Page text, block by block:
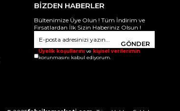
BİZDEN HABERLER
Bültenimize Üye Olun ! Tüm İndirim ve
Fırsatlardan İlk Sizin Haberiniz Olsun !
GÖNDER
Üyelik koşullarınıve kişisel verilerimin
korunmasını kabul ediyorum.